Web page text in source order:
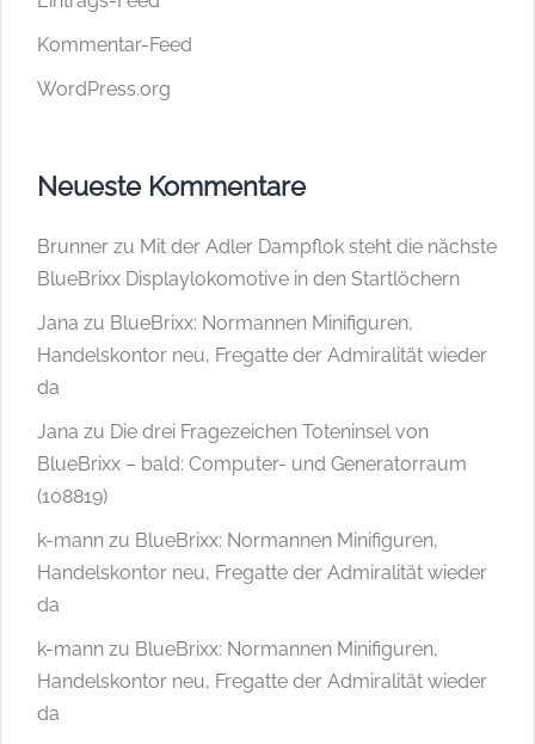
Kommentar-Feed
WordPress.org
Neueste Kommentare
Brunner zu Mit der Adler Dampflok steht die nächste
BlueBrixx Displaylokomotive in den Startlöchern
Jana zu BlueBrixx: Normannen Minifiguren,
Handelskontor neu, Fregatte der Admiralität wieder
da
Jana zu Die drei Fragezeichen Toteninsel von
BlueBrixx – bald: Computer- und Generatorraum
(108819)
k-mann zu BlueBrixx: Normannen Minifiguren,
Handelskontor neu, Fregatte der Admiralität wieder
da
k-mann zu BlueBrixx: Normannen Minifiguren,
Handelskontor neu, Fregatte der Admiralität wieder
da